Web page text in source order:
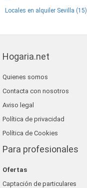
Locales en alquiler Sevilla (15)
Hogaria.net
Quienes somos
Contacta con nosotros
Aviso legal
Política de privacidad
Política de Cookies
Para profesionales
Ofertas
Captación de particulares